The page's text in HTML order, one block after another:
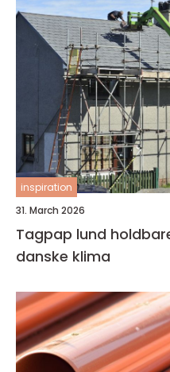
inspiration
31. March 2026
Tagpap lund holdbare løsninger til det
danske klima